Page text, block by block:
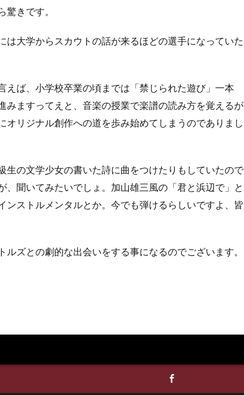
驚きです。
は大学からスカウトの話が来るほどの選手になっていた
えば、小学校卒業の頃までは「禁じられた遊び」一本
みますってえと、音楽の授業で楽譜の読み方を覚えるが
オリジナル創作への道を歩み始めてしまうのでありまし
生の文学少女の書いた詩に曲をつけたりもしていたので
、聞いてみたいでしょ。加山雄三風の「君と浜辺で」と
ンストルメンタルとか。今でも弾けるらしいですよ、皆
ルズとの劇的な出会いをする事になるのでございます。